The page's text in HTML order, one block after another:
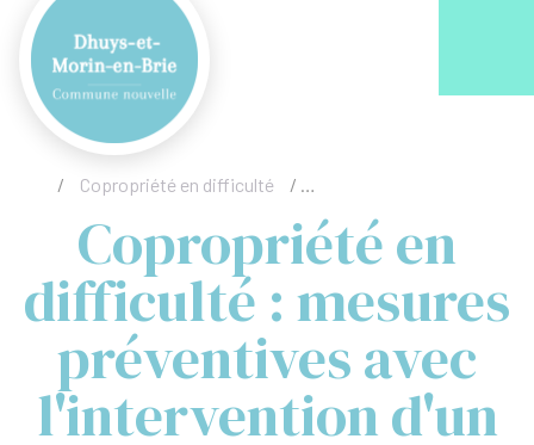
/ Copropriété en difficulté / Copropriété en difficulté :
Copropriété en
difficulté : mesures
préventives avec
l'intervention d'un